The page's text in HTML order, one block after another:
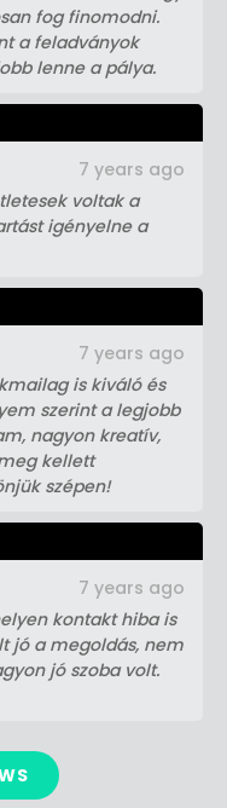
fog finomodni.
a feladványok
lenne a pálya.
voltak a
igényelne a
7 years ago
is kiváló és
szerint a legjobb
nagyon kreatív,
kellett
szépen!
7 years ago
kontakt hiba is
jó a megoldás, nem
jó szoba volt.
7 years ago